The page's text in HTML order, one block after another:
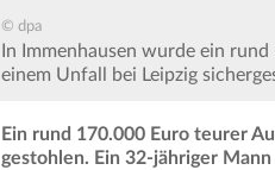
© dpa
In Immenhausen wurde ein
einem Unfall bei Leipzig
Ein rund 170.000 Euro teurer
gestohlen. Ein 32-jähriger